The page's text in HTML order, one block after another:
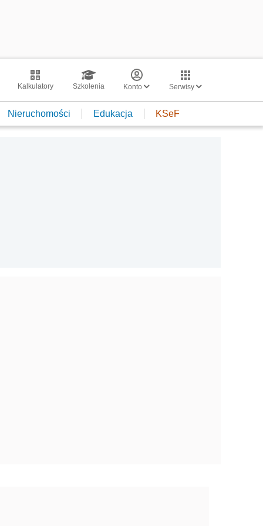
Kalkulatory Szkolenia Konto Serwisy
Nieruchomości Edukacja KSeF